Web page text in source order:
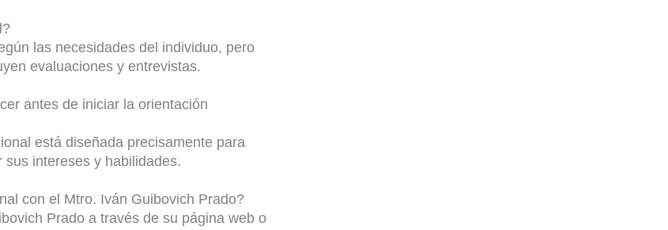
?
las necesidades del individuo, pero
evaluaciones y entrevistas.
antes de iniciar la orientación
está diseñada precisamente para
sus intereses y habilidades.
con el Mtro. Iván Guibovich Prado?
Prado a través de su página web o